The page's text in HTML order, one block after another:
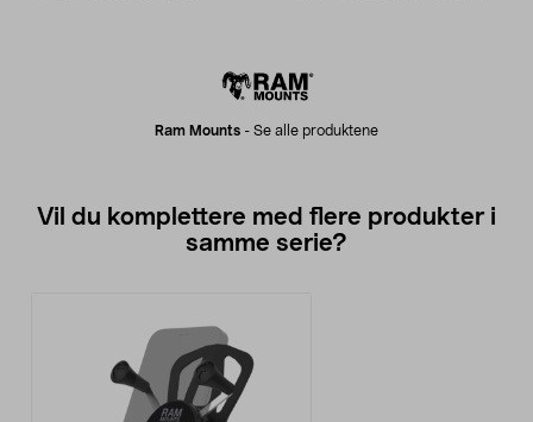
Ram Mounts - Se alle produktene
Vil du komplettere med flere produkter i
samme serie?